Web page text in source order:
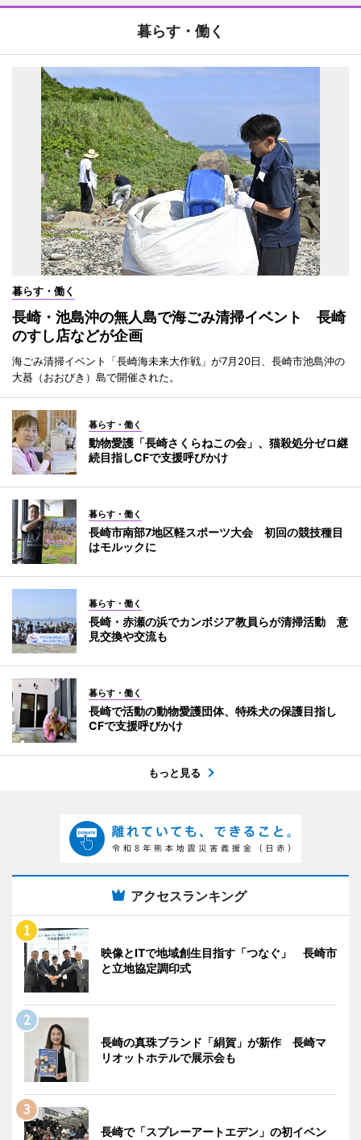
暮らす・働く
暮らす・働く
長崎・池島沖の無人島で海ごみ清掃イベント 長崎
のすし店などが企画
海ごみ清掃イベント「長崎海未来大作戦」が7月20日、長崎市池島沖の
大蟇（おおびき）島で開催された。
暮らす・働く
動物愛護「長崎さくらねこの会」、猫殺処分ゼロ継
続目指しCFで支援呼びかけ
暮らす・働く
長崎市南部7地区軽スポーツ大会 初回の競技種目
はモルックに
暮らす・働く
長崎・赤瀬の浜でカンボジア教員らが清掃活動 意
見交換や交流も
暮らす・働く
長崎で活動の動物愛護団体、特殊犬の保護目指し
CFで支援呼びかけ
もっと見る
アクセスランキング
映像とITで地域創生目指す「つなぐ」 長崎市
と立地協定調印式
長崎の真珠ブランド「絹賀」が新作 長崎マ
リオットホテルで展示会も
長崎で「スプレーアートエデン」の初イベン